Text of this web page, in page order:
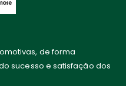
de forma
sucesso e satisfação dos